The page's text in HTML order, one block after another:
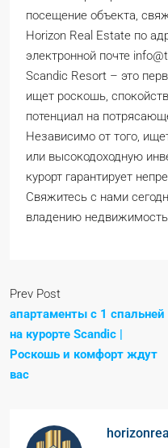
посещение объекта,
Horizon Real Estate по
электронной почте
Scandic Resort – это
ищет роскошь,
потенциал на
Независимо от того,
или высокодоходную
курорт гарантирует
Свяжитесь с нами
владению
Prev Post
апартаменты с 1 спальней
на курорте Scandic |
Роскошь и комфорт ждут
вас